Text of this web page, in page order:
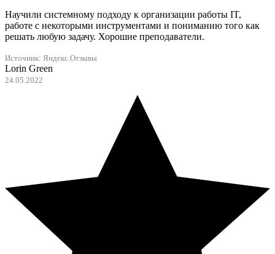
Научили системному подходу к организации работы IT,
работе с некоторыми инструментами и пониманию того как
решать любую задачу. Хорошие преподаватели.
Источник: Яндекс.Отзывы
Lorin Green
24.05.2022